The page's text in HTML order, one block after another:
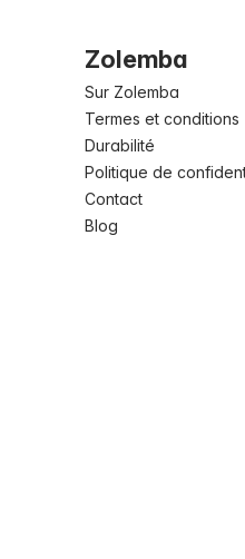
Zolemba
Sur Zolemba
Termes et conditions
Durabilité
Politique de
Contact
Blog